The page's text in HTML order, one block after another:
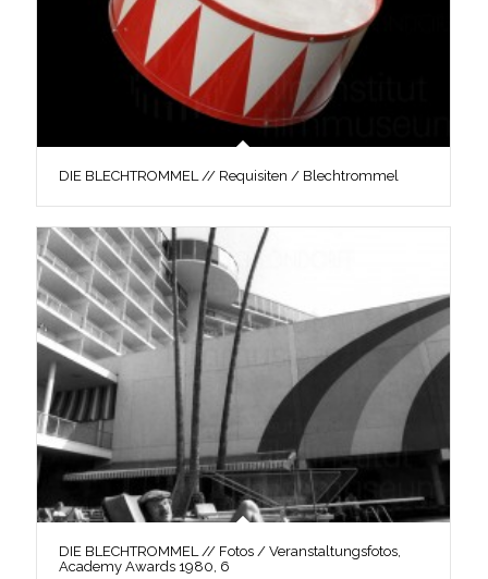
DIE BLECHTROMMEL // Requisiten / Blechtrommel
DIE BLECHTROMMEL // Fotos / Veranstaltungsfotos,
Academy Awards 1980, 6